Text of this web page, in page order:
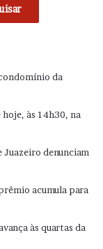
da
hoje, às 14h30, na
Juazeiro denunciam
acumula para
às quartas da